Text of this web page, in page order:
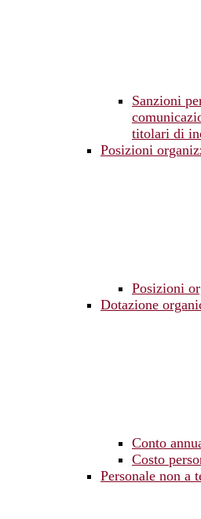
Sanzioni
titolari di
Posizioni
Posizioni
Dotazione
Conto
Costo
Personale non a